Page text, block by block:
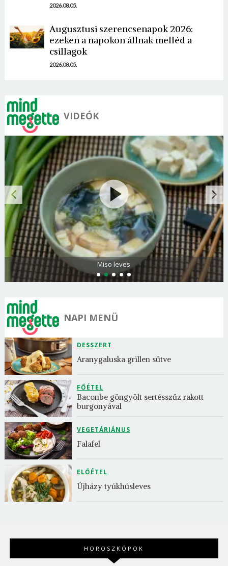
2026.08.05.
Augusztusi szerencsenapok 2026:
ezeken a napokon állnak melléd a
csillagok
2026.08.05.
VIDEÓK
Miso leves
NAPI MENÜ
DESSZERT
Aranygaluska grillen sütve
FŐÉTEL
Baconbe göngyölt sertésszűz rakott
burgonyával
VEGETÁRIÁNUS
Falafel
ELŐÉTEL
Újházy tyúkhúsleves
HOROSZKÓPOK
Jelszó